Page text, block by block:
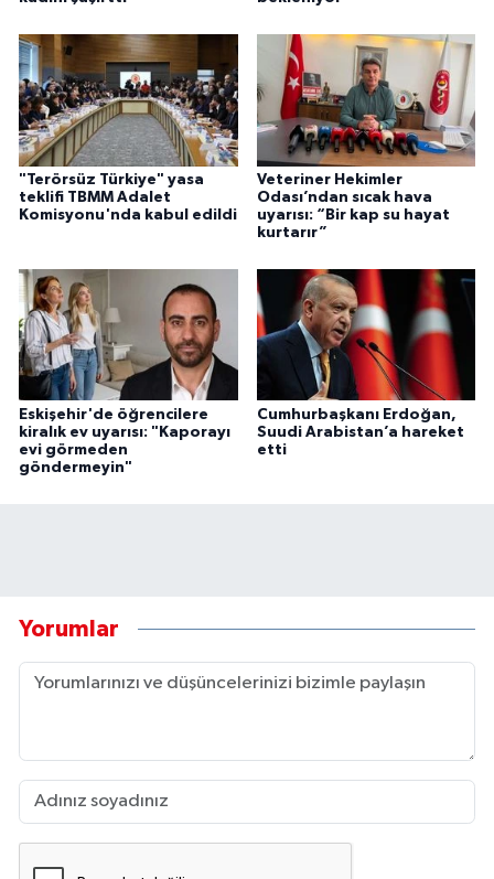
"Terörsüz Türkiye" yasa
teklifi TBMM Adalet
Komisyonu'nda kabul edildi
Veteriner Hekimler
Odası’ndan sıcak hava
uyarısı: “Bir kap su hayat
kurtarır”
Eskişehir'de öğrencilere
kiralık ev uyarısı: "Kaporayı
evi görmeden
göndermeyin"
Cumhurbaşkanı Erdoğan,
Suudi Arabistan’a hareket
etti
Yorumlar